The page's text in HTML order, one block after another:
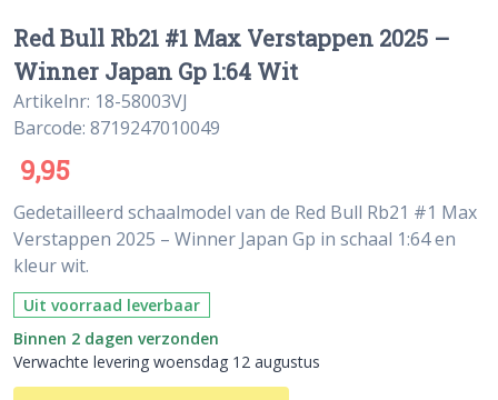
Red Bull Rb21 #1 Max Verstappen 2025 –
Winner Japan Gp 1:64 Wit
Artikelnr: 18-58003VJ
Barcode: 8719247010049
9,95
Gedetailleerd schaalmodel van de Red Bull Rb21 #1 Max
Verstappen 2025 – Winner Japan Gp in schaal 1:64 en
kleur wit.
Uit voorraad leverbaar
Binnen 2 dagen verzonden
Verwachte levering woensdag 12 augustus